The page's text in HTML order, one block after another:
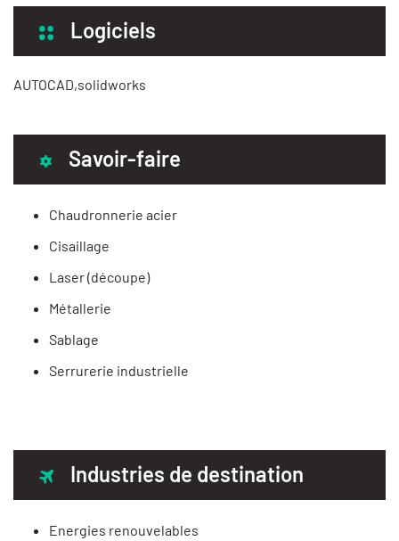
Logiciels
AUTOCAD,solidworks
Savoir-faire
Chaudronnerie acier
Cisaillage
Laser (découpe)
Métallerie
Sablage
Serrurerie industrielle
Industries de destination
Energies renouvelables